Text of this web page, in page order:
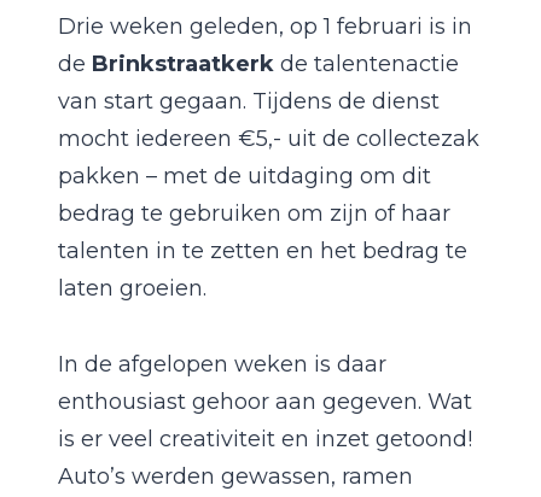
Drie weken geleden, op 1 februari is in
de Brinkstraatkerk de talentenactie
van start gegaan. Tijdens de dienst
mocht iedereen €5,- uit de collectezak
pakken – met de uitdaging om dit
bedrag te gebruiken om zijn of haar
talenten in te zetten en het bedrag te
laten groeien.
In de afgelopen weken is daar
enthousiast gehoor aan gegeven. Wat
is er veel creativiteit en inzet getoond!
Auto’s werden gewassen, ramen